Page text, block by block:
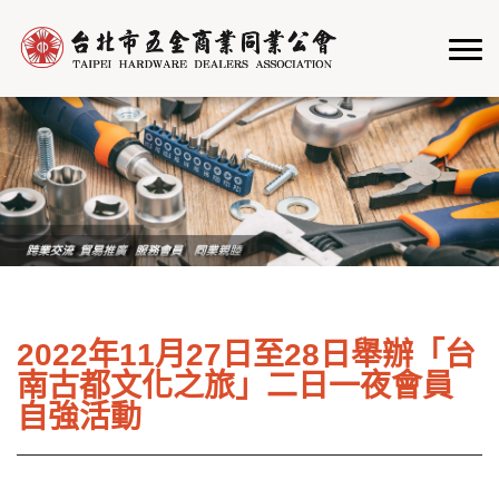
2022年11月27日至28日舉辦「台
南古都文化之旅」二日一夜會員
自強活動